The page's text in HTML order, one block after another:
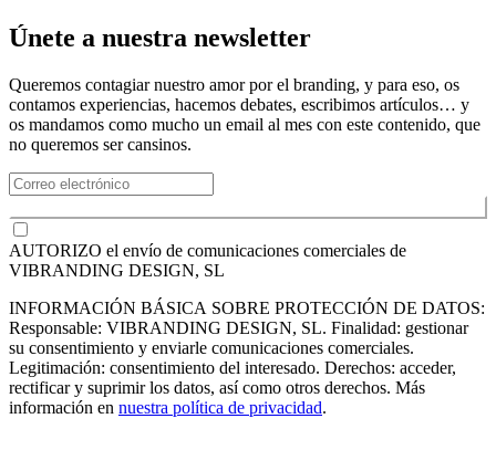
Únete a nuestra newsletter
Queremos contagiar nuestro amor por el branding, y para eso, os
contamos experiencias, hacemos debates, escribimos artículos… y
os mandamos como mucho un email al mes con este contenido, que
no queremos ser cansinos.
AUTORIZO el envío de comunicaciones comerciales de
VIBRANDING DESIGN, SL
INFORMACIÓN BÁSICA SOBRE PROTECCIÓN DE DATOS:
Responsable: VIBRANDING DESIGN, SL. Finalidad: gestionar
su consentimiento y enviarle comunicaciones comerciales.
Legitimación: consentimiento del interesado. Derechos: acceder,
rectificar y suprimir los datos, así como otros derechos. Más
información en nuestra política de privacidad.